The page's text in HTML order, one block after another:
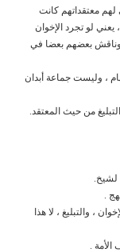
لهم معتقداتهم كانت
لو تجرد الإخوان
وناقش بعضهم بعضا في
، وليست جماعة أبدان
من حيث المعتقد.
لشيخ.
.
، والتبليغ ، لا هذا
.